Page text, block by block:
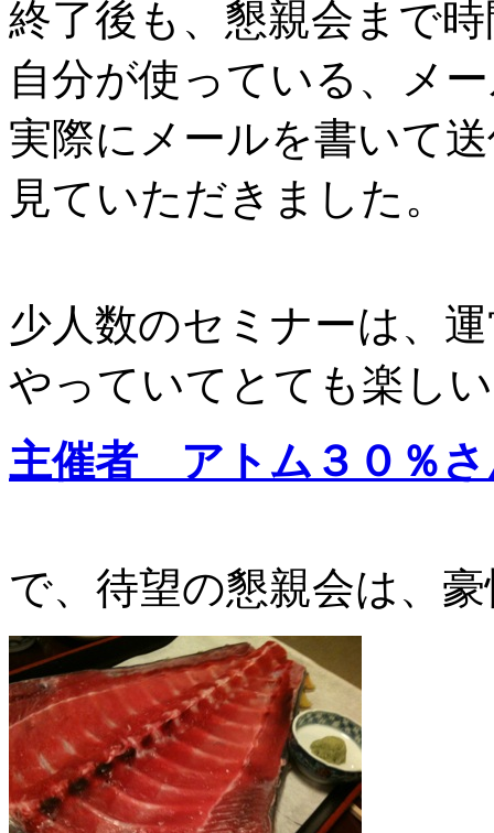
終了後も、懇親会まで
自分が使っている、メ
実際にメールを書いて
見ていただきました。
少人数のセミナーは、
やっていてとても楽し
主催者 アトム３０％さ
で、待望の懇親会は、